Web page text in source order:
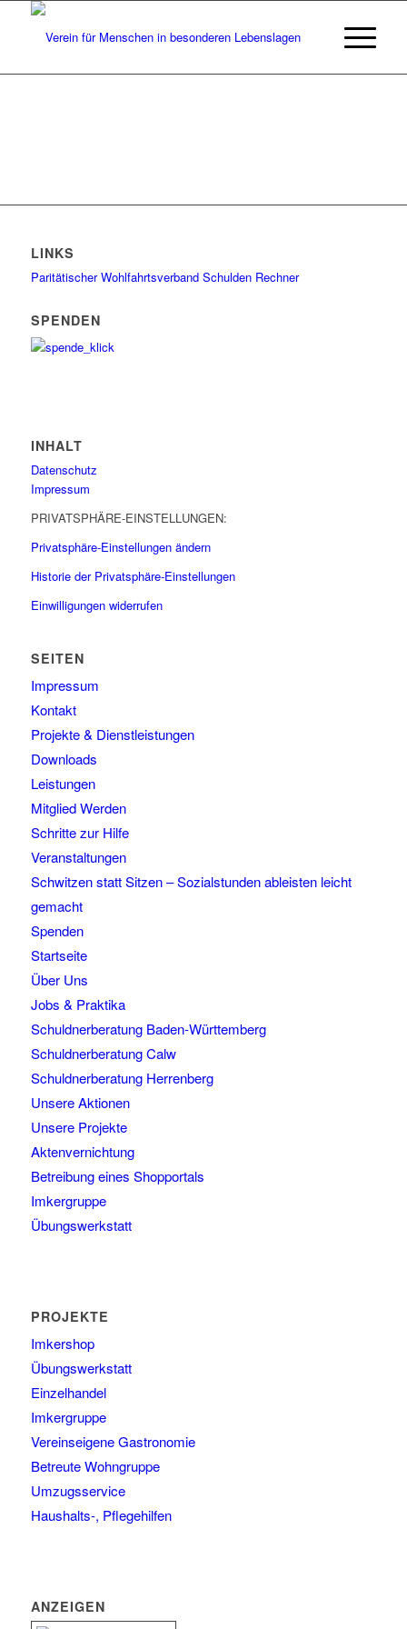
LINKS
Paritätischer Wohlfahrtsverband Schulden Rechner
SPENDEN
INHALT
Datenschutz
Impressum
PRIVATSPHÄRE-EINSTELLUNGEN:
Privatsphäre-Einstellungen ändern
Historie der Privatsphäre-Einstellungen
Einwilligungen widerrufen
SEITEN
Impressum
Kontakt
Projekte & Dienstleistungen
Downloads
Leistungen
Mitglied Werden
Schritte zur Hilfe
Veranstaltungen
Schwitzen statt Sitzen – Sozialstunden ableisten leicht
gemacht
Spenden
Startseite
Über Uns
Jobs & Praktika
Schuldnerberatung Baden-Württemberg
Schuldnerberatung Calw
Schuldnerberatung Herrenberg
Unsere Aktionen
Unsere Projekte
Aktenvernichtung
Betreibung eines Shopportals
Imkergruppe
Übungswerkstatt
PROJEKTE
Imkershop
Übungswerkstatt
Einzelhandel
Imkergruppe
Vereinseigene Gastronomie
Betreute Wohngruppe
Umzugsservice
Haushalts-, Pflegehilfen
ANZEIGEN